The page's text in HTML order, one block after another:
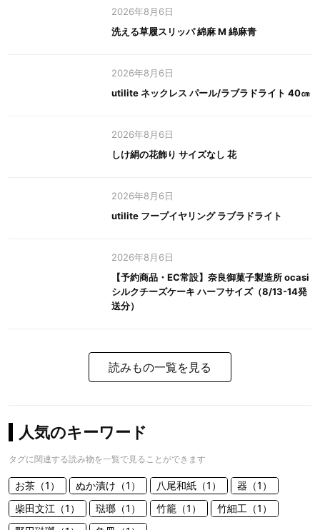
2026年8月6日
洗える草履スリッパ 綿麻 M 綿麻青
2026年8月6日
utilite ネックレス パール/ラブラドライト 40㎝
2026年8月6日
しけ絹の花飾り サイズなし 花
2026年8月6日
utilite フープイヤリング ラブラドライト
2026年8月6日
【予約商品・EC常設】奈良御菓子製造所 ocasi
シルクチーズケーキ ハーフサイズ（8/13-14発
送分）
読みもの一覧を見る
人気のキーワード
タグに関連する読み物を一覧で見ることができます
お茶（1） ぬか漬け（1） 八尾和紙（1）
器（1）
柴田文江（1）
琺瑯（1） 竹籠（1）
竹細工（1）